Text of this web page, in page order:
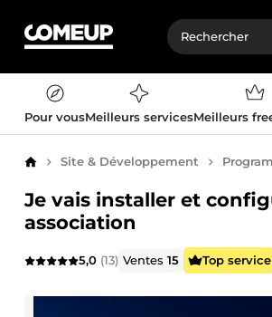
Pour vousMeilleurs servicesMeilleurs
AccueilSite & Développement
Je vais installer et
association
5,0 (13) Ventes15 Top service